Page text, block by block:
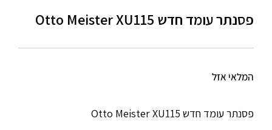
פסנתר עומד חדש Otto Meister XU115
המלאי אזל
פסנתר עומד חדש Otto Meister XU115